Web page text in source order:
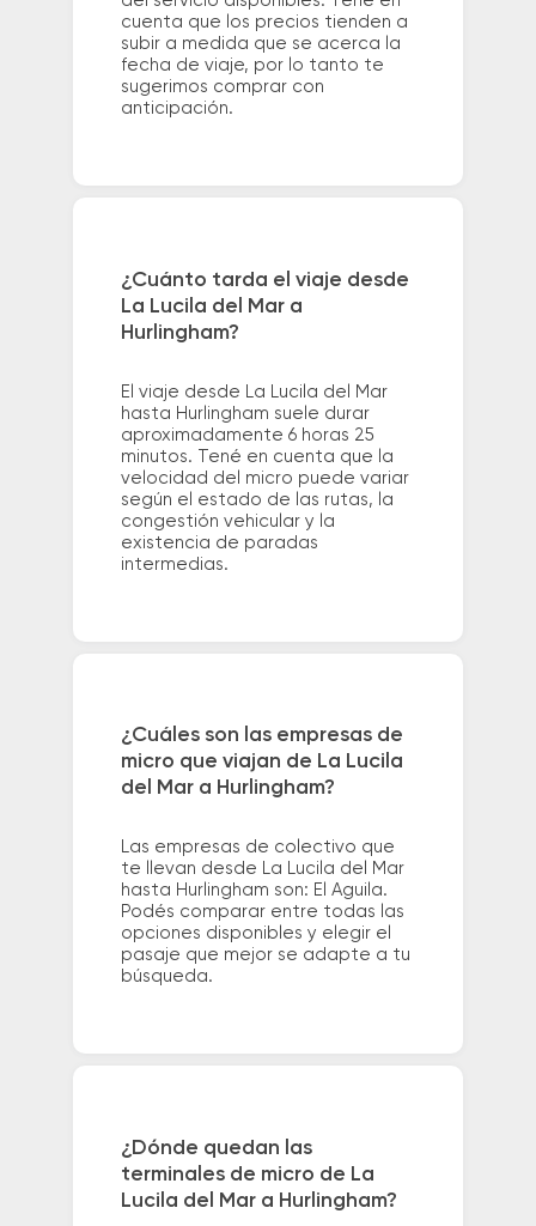
cuenta que los precios tienden a
subir a medida que se acerca la
fecha de viaje, por lo tanto te
sugerimos comprar con
anticipación.
¿Cuánto tarda el viaje desde
La Lucila del Mar a
Hurlingham?
El viaje desde La Lucila del Mar
hasta Hurlingham suele durar
aproximadamente 6 horas 25
minutos. Tené en cuenta que la
velocidad del micro puede variar
según el estado de las rutas, la
congestión vehicular y la
existencia de paradas
intermedias.
¿Cuáles son las empresas de
micro que viajan de La Lucila
del Mar a Hurlingham?
Las empresas de colectivo que
te llevan desde La Lucila del Mar
hasta Hurlingham son: El Aguila.
Podés comparar entre todas las
opciones disponibles y elegir el
pasaje que mejor se adapte a tu
búsqueda.
¿Dónde quedan las
terminales de micro de La
Lucila del Mar a Hurlingham?